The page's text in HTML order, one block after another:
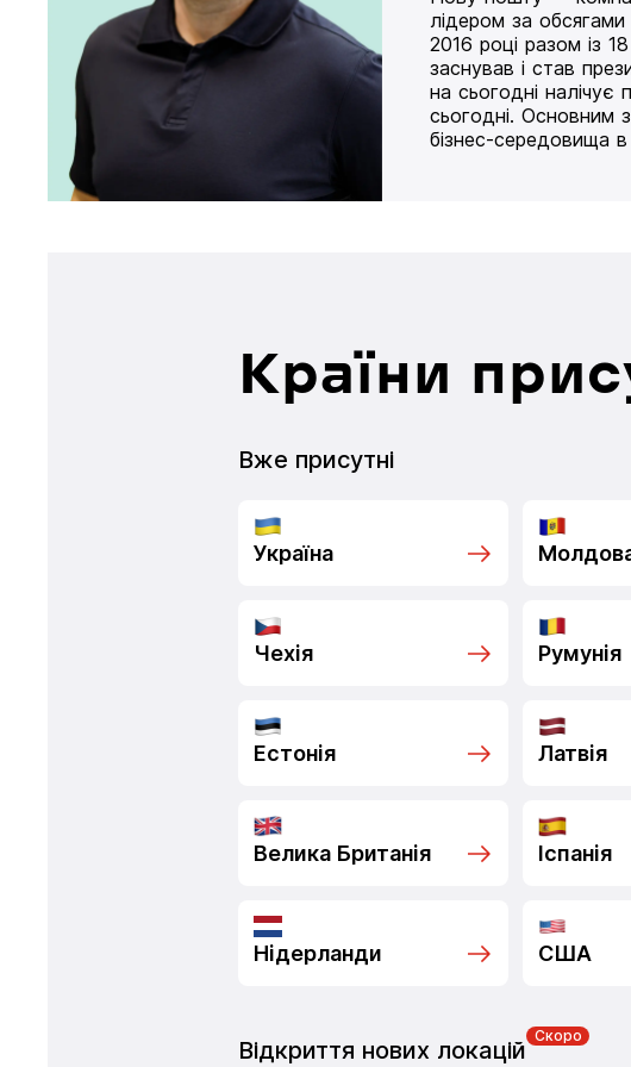
лідером за
2016 році разом із
заснував і став
на сьогодні налічує
сьогодні. Основним
бізнес-середовища в
Країни
Вже присутні
Україна
Чехія Румунія
Естонія Латвія
Велика Британія Іспанія
Нідерланди США
Відкриття нових локацій
Скоро